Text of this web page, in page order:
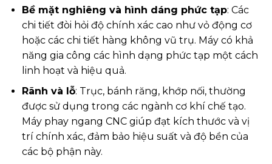
Bề mặt nghiêng và hình dáng phức tạp: Các
chi tiết đòi hỏi độ chính xác cao như vỏ động cơ
hoặc các chi tiết hàng không vũ trụ. Máy có khả
năng gia công các hình dạng phức tạp một cách
linh hoạt và hiệu quả.
Rãnh và lỗ: Trục, bánh răng, khớp nối, thường
được sử dụng trong các ngành cơ khí chế tạo.
Máy phay ngang CNC giúp đạt kích thước và vị
trí chính xác, đảm bảo hiệu suất và độ bền của
các bộ phận này.